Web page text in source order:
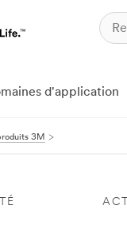
d'application
3M